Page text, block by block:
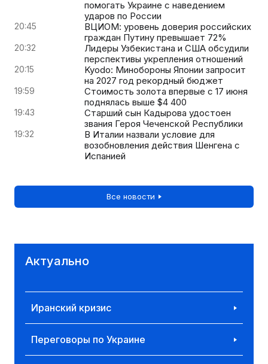
помогать Украине с наведением
ударов по России
20:45
ВЦИОМ: уровень доверия российских
граждан Путину превышает 72%
20:32
Лидеры Узбекистана и США обсудили
перспективы укрепления отношений
20:15
Kyodo: Минобороны Японии запросит
на 2027 год рекордный бюджет
19:59
Стоимость золота впервые с 17 июня
поднялась выше $4 400
19:43
Старший сын Кадырова удостоен
звания Героя Чеченской Республики
19:32
В Италии назвали условие для
возобновления действия Шенгена с
Испанией
Все новости
Актуально
Иранский кризис
Переговоры по Украине